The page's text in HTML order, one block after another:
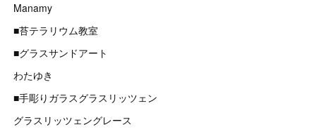
Manamy
■苔テラリウム教室
■グラスサンドアート
わたゆき
■手彫りガラスグラスリッツェン
グラスリッツェングレース